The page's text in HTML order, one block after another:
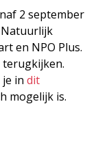
2 september
Natuurlijk
en NPO Plus.
terugkijken.
in dit
mogelijk is.